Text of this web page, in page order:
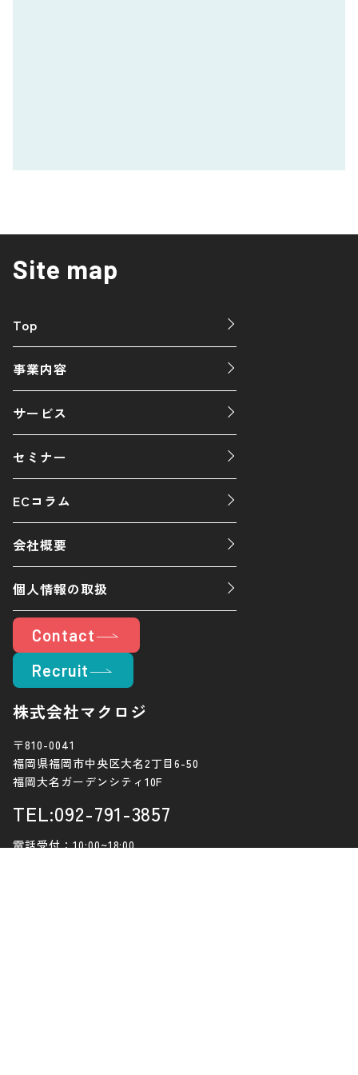
Site map
Top
事業内容
サービス
セミナー
ECコラム
会社概要
個人情報の取扱
Contact
Recruit
株式会社マクロジ
〒810-0041
福岡県福岡市中央区大名2丁目6-50
福岡大名ガーデンシティ10F
TEL:092-791-3857
電話受付：10:00~18:00